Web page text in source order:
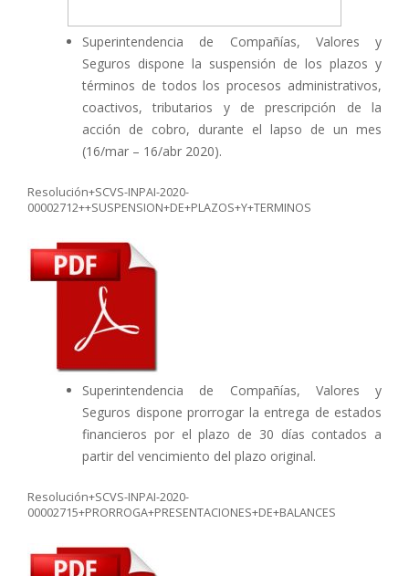
Superintendencia de Compañías, Valores y
Seguros dispone la suspensión de los plazos y
términos de todos los procesos administrativos,
coactivos, tributarios y de prescripción de la
acción de cobro, durante el lapso de un mes
(16/mar – 16/abr 2020).
Resolución+SCVS-INPAI-2020-
00002712++SUSPENSION+DE+PLAZOS+Y+TERMINOS
Superintendencia de Compañías, Valores y
Seguros dispone prorrogar la entrega de estados
financieros por el plazo de 30 días contados a
partir del vencimiento del plazo original.
Resolución+SCVS-INPAI-2020-
00002715+PRORROGA+PRESENTACIONES+DE+BALANCES